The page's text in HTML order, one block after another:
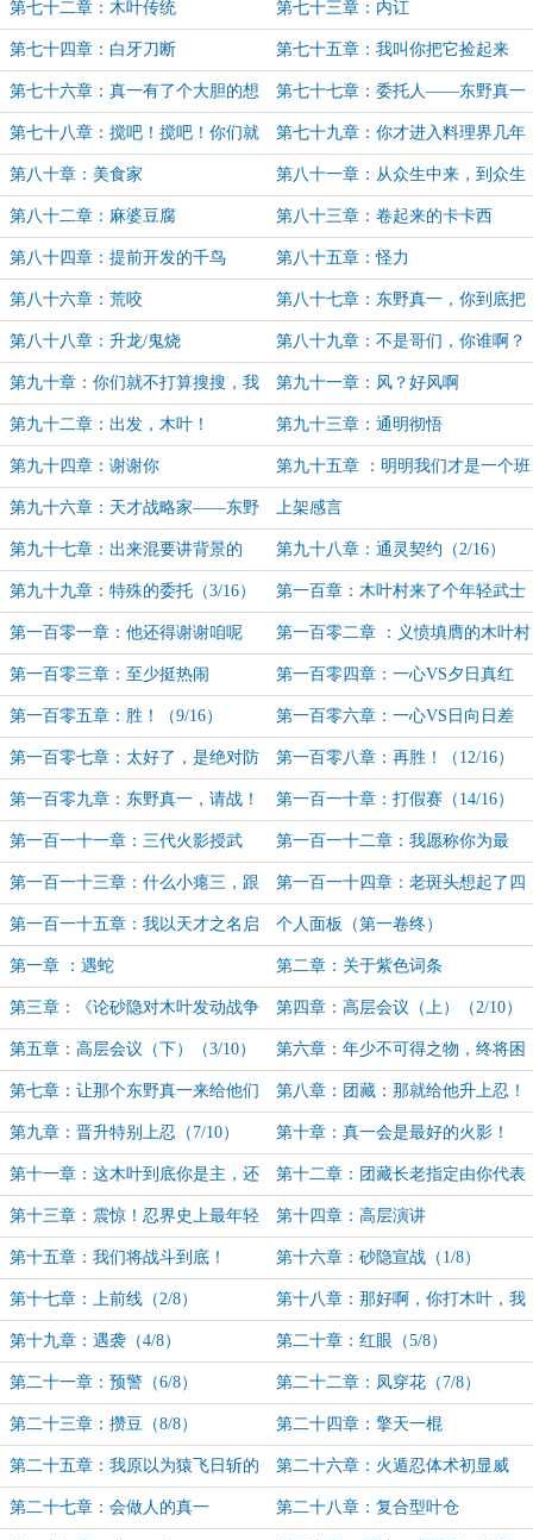
第七十二章：木叶传统 第七十三章：内讧
第七十四章：白牙刀断 第七十五章：我叫你把它捡起来
第七十六章：真一有了个大胆的想
法
第七十七章：委托人——东野真一
第七十八章：搅吧！搅吧！你们就
尽情地搅吧！
第七十九章：你才进入料理界几年
啊？
第八十章：美食家 第八十一章：从众生中来，到众生
中去。
第八十二章：麻婆豆腐 第八十三章：卷起来的卡卡西
第八十四章：提前开发的千鸟 第八十五章：怪力
第八十六章：荒咬 第八十七章：东野真一，你到底把
变强当成什么了？
第八十八章：升龙/鬼烧 第八十九章：不是哥们，你谁啊？
第九十章：你们就不打算搜搜，我
身上有没有带兵刃？
第九十一章：风？好风啊
第九十二章：出发，木叶！ 第九十三章：通明彻悟
第九十四章：谢谢你 第九十五章 ：明明我们才是一个班
的同伴
第九十六章：天才战略家——东野
真一
上架感言
第九十七章：出来混要讲背景的
（1/16）
第九十八章：通灵契约（2/16）
第九十九章：特殊的委托（3/16） 第一百章：木叶村来了个年轻武士
（4/16）
第一百零一章：他还得谢谢咱呢
（5/16）
第一百零二章 ：义愤填膺的木叶村
民们（6/16）
第一百零三章：至少挺热闹
（7/16）
第一百零四章：一心VS夕日真红
（8/16）
第一百零五章：胜！（9/16） 第一百零六章：一心VS日向日差
（10/16）
第一百零七章：太好了，是绝对防
御！（11/16）
第一百零八章：再胜！（12/16）
第一百零九章：东野真一，请战！
（13/16）
第一百一十章：打假赛（14/16）
第一百一十一章：三代火影授武
（15/16）
第一百一十二章：我愿称你为最
强！（16/16）
第一百一十三章：什么小瘪三，跟
我的通灵术说去吧（二合一）
第一百一十四章：老斑头想起了四
年前的那个夏天
第一百一十五章：我以天才之名启
程（卷终）
个人面板（第一卷终）
第一章 ：遇蛇 第二章：关于紫色词条
第三章：《论砂隐对木叶发动战争
之必然性与时间窗口分析》
（1/10））
第四章：高层会议（上）（2/10）
第五章：高层会议（下）（3/10） 第六章：年少不可得之物，终将困
其一生（4/10）
第七章：让那个东野真一来给他们
上课！（5/10）
第八章：团藏：那就给他升上忍！
（6/10）
第九章：晋升特别上忍（7/10） 第十章：真一会是最好的火影！
（8/10）
第十一章：这木叶到底你是主，还
是我是主啊？（9/10））
第十二章：团藏长老指定由你代表
他发言（10/10））
第十三章：震惊！忍界史上最年轻
上忍诞生！
第十四章：高层演讲
第十五章：我们将战斗到底！ 第十六章：砂隐宣战（1/8）
第十七章：上前线（2/8） 第十八章：那好啊，你打木叶，我
也打木叶（3/8）
第十九章：遇袭（4/8） 第二十章：红眼（5/8）
第二十一章：预警（6/8） 第二十二章：凤穿花（7/8）
第二十三章：攒豆（8/8） 第二十四章：擎天一棍
第二十五章：我原以为猿飞日斩的
棍法已经天下无敌
第二十六章：火遁忍体术初显威
第二十七章：会做人的真一 第二十八章：复合型叶仓